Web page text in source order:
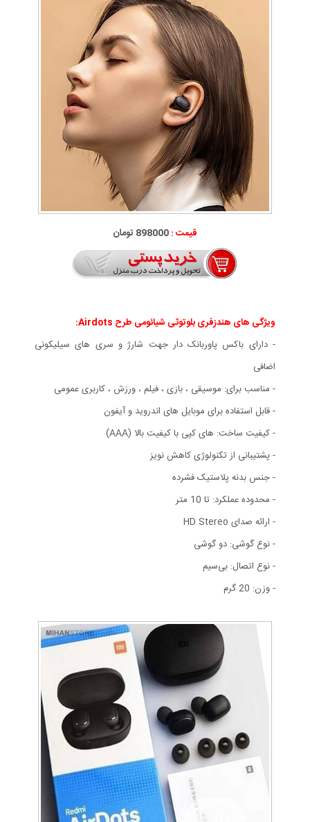
قیمت :898000 تومان
ویژگی های هندزفری بلوتوثی شیائومی طرح Airdots:
- دارای باکس پاوربانک دار جهت شارژ و سری های سیلیکونی
اضافی
- مناسب برای: موسیقی ، بازی ، فیلم ، ورزش ، کاربری عمومی
- قابل استفاده برای موبایل های اندروید و آیفون
- کیفیت ساخت: های کپی با کیفیت بالا (AAA)
- پشتیبانی از تکنولوژی کاهش نویز
- جنس بدنه پلاستیک فشرده
- محدوده عملکرد: تا 10 متر
- ارائه صدای HD Stereo
- نوع گوشی: دو گوشی
- نوع اتصال: بی‌سیم
- وزن: 20 گرم